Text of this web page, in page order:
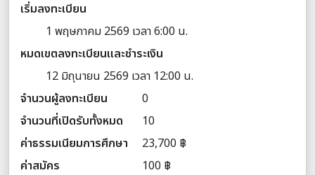
เริ่มลงทะเบียน
1 พฤษภาคม 2569 เวลา 6:00 น.
หมดเขตลงทะเบียนและชำระเงิน
12 มิถุนายน 2569 เวลา 12:00 น.
จำนวนผู้ลงทะเบียน
0
จำนวนที่เปิดรับทั้งหมด
10
ค่าธรรมเนียมการศึกษา
23,700 ฿
ค่าสมัคร
100 ฿